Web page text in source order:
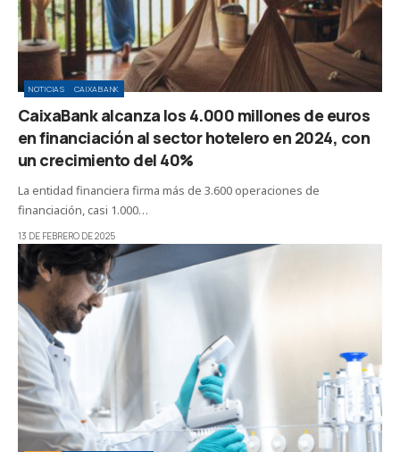
NOTICIAS CAIXABANK
CaixaBank alcanza los 4.000 millones de euros
en financiación al sector hotelero en 2024, con
un crecimiento del 40%
La entidad financiera firma más de 3.600 operaciones de
financiación, casi 1.000…
13 DE FEBRERO DE 2025